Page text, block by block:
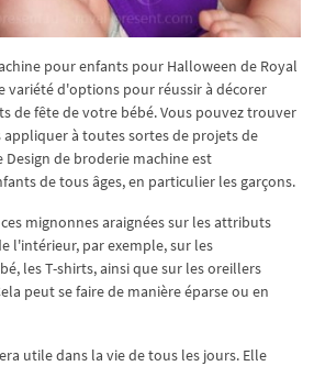
pour enfants pour Halloween de Royal
variété d'options pour réussir à décorer
de fête de votre bébé. Vous pouvez trouver
à toutes sortes de projets de
Design de broderie machine est
de tous âges, en particulier les garçons.
mignonnes araignées sur les attributs
l'intérieur, par exemple, sur les
les T-shirts, ainsi que sur les oreillers
peut se faire de manière éparse ou en
utile dans la vie de tous les jours. Elle